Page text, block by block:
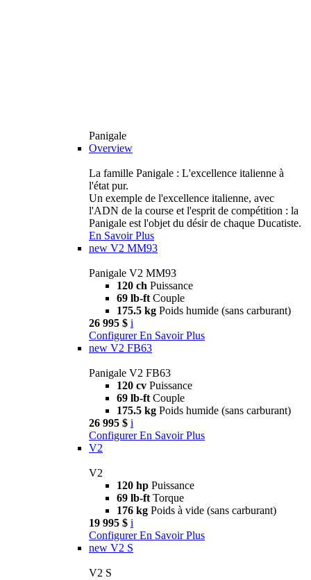
Panigale
Overview
La famille Panigale : L'excellence italienne à
l'état pur.
Un exemple de l'excellence italienne, avec
l'ADN de la course et l'esprit de compétition : la
Panigale est l'objet du désir de chaque Ducatiste.
En Savoir Plus
new V2 MM93
Panigale V2 MM93
120 ch Puissance
69 lb-ft Couple
175.5 kg Poids humide (sans carburant)
26 995 $ i
Configurer En Savoir Plus
new V2 FB63
Panigale V2 FB63
120 cv Puissance
69 lb-ft Couple
175.5 kg Poids humide (sans carburant)
26 995 $ i
Configurer En Savoir Plus
V2
V2
120 hp Puissance
69 lb-ft Torque
176 kg Poids à vide (sans carburant)
19 995 $ i
Configurer En Savoir Plus
new V2 S
V2 S